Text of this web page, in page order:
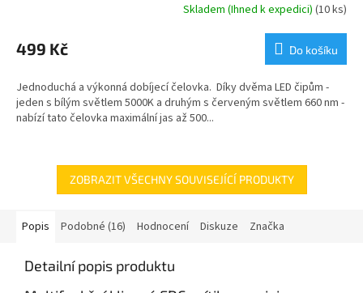
produktu
je
z
5
hvězdiček.
Skladem (Ihned k expedici)(10 ks)
499 Kč Do košíku
Jednoduchá a výkonná dobíjecí čelovka. Díky dvěma LED čipům -
jeden s bílým světlem 5000K a druhým s červeným světlem 660 nm -
nabízí tato čelovka maximální jas až 500...
ZOBRAZIT VŠECHNY SOUVISEJÍCÍ PRODUKTY
Popis Podobné (16) Hodnocení Diskuze Značka
Detailní popis produktu